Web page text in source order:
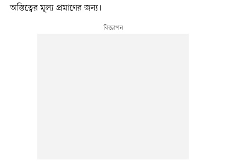
অস্তিত্বের মূল্য প্রমাণের জন্য।